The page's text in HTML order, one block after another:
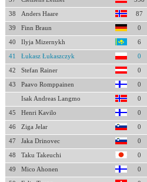
38 Anders Haare 87
39 Finn Braun 0
40 Ilyja Mizernykh 6
41 Łukasz Łukaszczyk 0
42 Stefan Rainer 0
43 Paavo Romppainen 0
Isak Andreas Langmo 0
45 Henri Kavilo 0
46 Ziga Jelar 0
47 Jaka Drinovec 0
48 Taku Takeuchi 0
49 Mico Ahonen 0